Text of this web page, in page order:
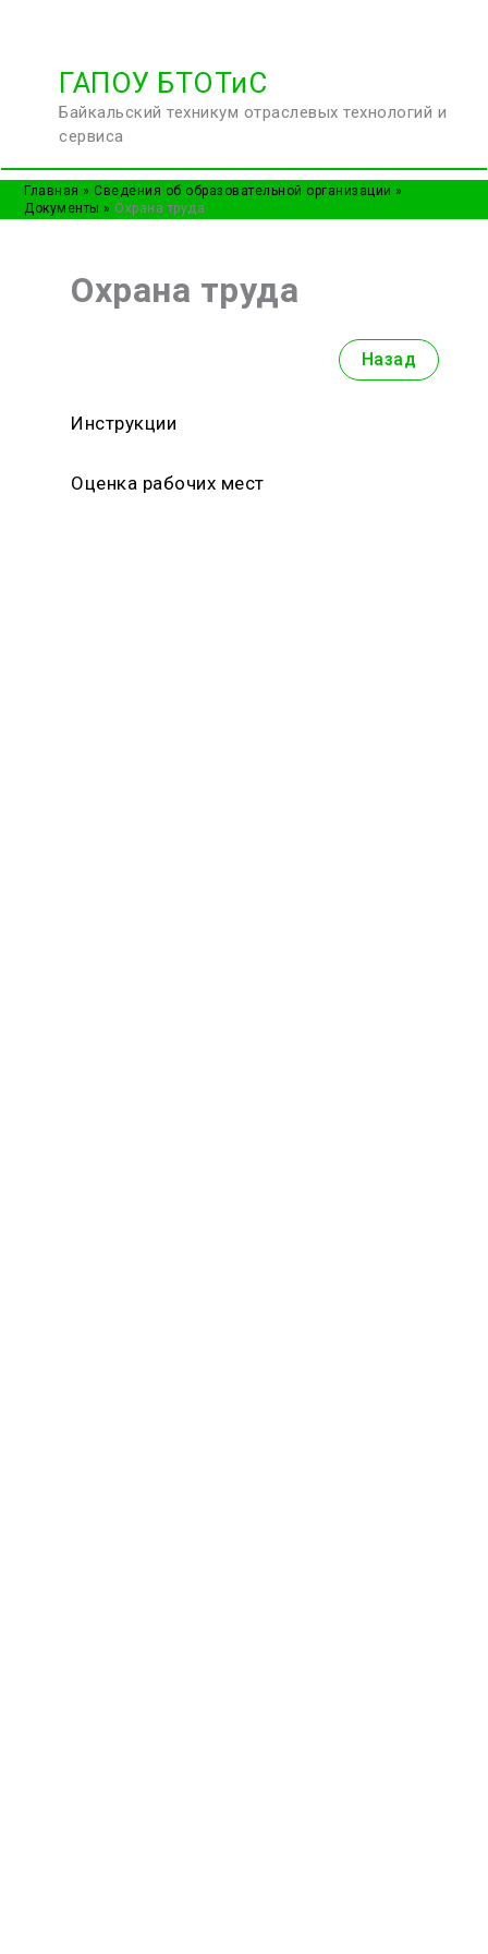
содержимому
ГАПОУ БТОТиС
Байкальский техникум отраслевых технологий и
сервиса
Главная
Сведения об образовательной организации
Документы
Охрана труда
Охрана труда
Назад
Инструкции
Оценка рабочих мест